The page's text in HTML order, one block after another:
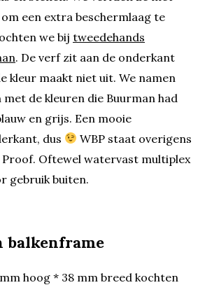
een extra beschermlaag te
we bij tweedehands
. De verf zit aan de onderkant
kleur maakt niet uit. We namen
de kleuren die Buurman had
en grijs. Een mooie
dus
WBP staat overigens
Oftewel watervast multiplex
gebruik buiten.
balkenframe
hoog * 38 mm breed kochten